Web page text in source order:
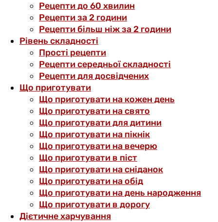
Рецепти до 60 хвилин
Рецепти за 2 години
Рецепти більш ніж за 2 години
Рівень складності
Прості рецепти
Рецепти середньої складності
Рецепти для досвідчених
Що приготувати
Що приготувати на кожен день
Що приготувати на свято
Що приготувати для дитини
Що приготувати на пікнік
Що приготувати на вечерю
Що приготувати в піст
Що приготувати на сніданок
Що приготувати на обід
Що приготувати на день народження
Що приготувати в дорогу
Дієтичне харчування